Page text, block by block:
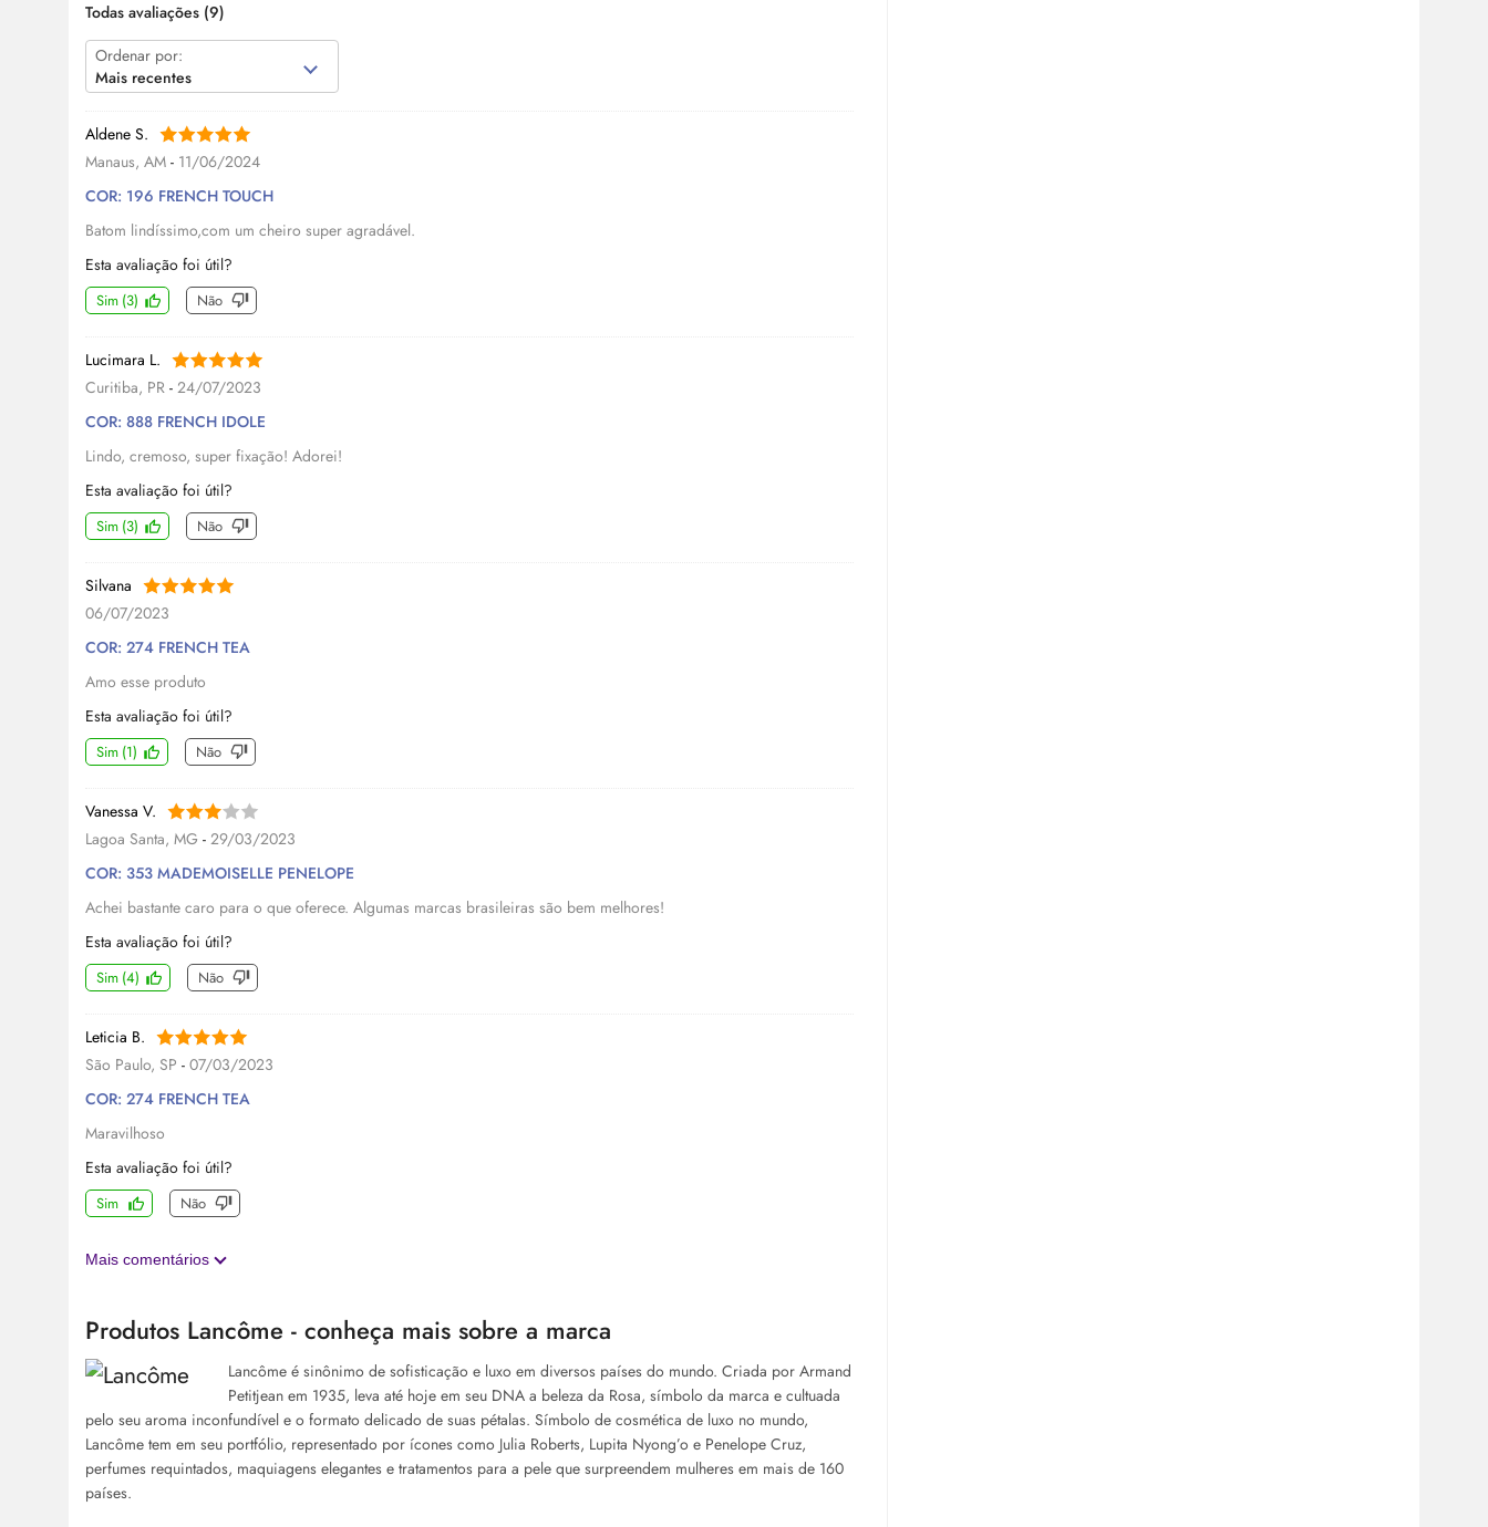
Todas avaliações (9)
Ordenar por:
Mais recentes
Aldene S.
Manaus, AM - 11/06/2024
COR: 196 FRENCH TOUCH
Batom lindíssimo,com um cheiro super agradável.
Esta avaliação foi útil?
Sim (3) Não
Lucimara L.
Curitiba, PR - 24/07/2023
COR: 888 FRENCH IDOLE
Lindo, cremoso, super fixação! Adorei!
Esta avaliação foi útil?
Sim (3) Não
Silvana
06/07/2023
COR: 274 FRENCH TEA
Amo esse produto
Esta avaliação foi útil?
Sim (1) Não
Vanessa V.
Lagoa Santa, MG - 29/03/2023
COR: 353 MADEMOISELLE PENELOPE
Achei bastante caro para o que oferece. Algumas marcas brasileiras são bem melhores!
Esta avaliação foi útil?
Sim (4) Não
Leticia B.
São Paulo, SP - 07/03/2023
COR: 274 FRENCH TEA
Maravilhoso
Esta avaliação foi útil?
Sim Não
Mais comentários
Produtos Lancôme - conheça mais sobre a marca
Lancôme é sinônimo de sofisticação e luxo em diversos países do mundo. Criada por Armand
Petitjean em 1935, leva até hoje em seu DNA a beleza da Rosa, símbolo da marca e cultuada
pelo seu aroma inconfundível e o formato delicado de suas pétalas. Símbolo de cosmética de luxo no mundo,
Lancôme tem em seu portfólio, representado por ícones como Julia Roberts, Lupita Nyong’o e Penelope Cruz,
perfumes requintados, maquiagens elegantes e tratamentos para a pele que surpreendem mulheres em mais de 160
países.